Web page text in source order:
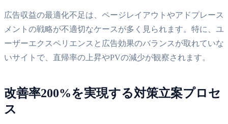
広告収益の最適化不足は、ページレイアウトやアドプレース
メントの戦略が不適切なケースが多く見られます。特に、ユ
ーザーエクスペリエンスと広告効果のバランスが取れていな
いサイトで、直帰率の上昇やPVの減少が観察されます。
改善率200%を実現する対策立案プロセ
ス